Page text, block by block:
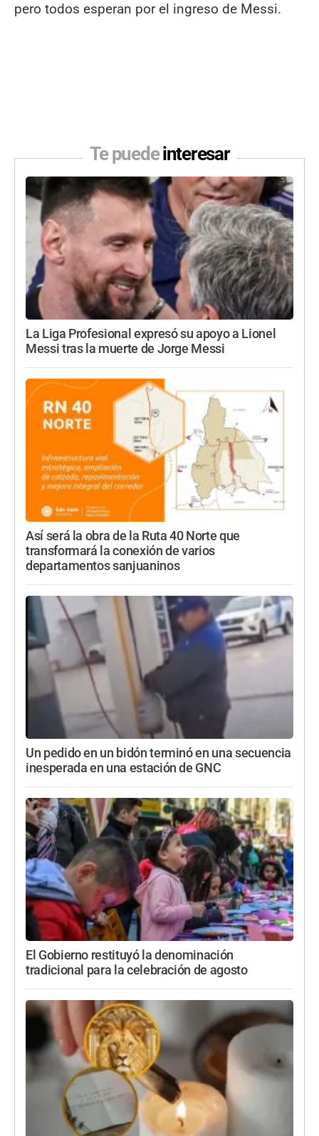
pero todos esperan por el ingreso de Messi.
Te puedeinteresar
La Liga Profesional expresó su apoyo a Lionel
Messi tras la muerte de Jorge Messi
Así será la obra de la Ruta 40 Norte que
transformará la conexión de varios
departamentos sanjuaninos
Un pedido en un bidón terminó en una secuencia
inesperada en una estación de GNC
El Gobierno restituyó la denominación
tradicional para la celebración de agosto